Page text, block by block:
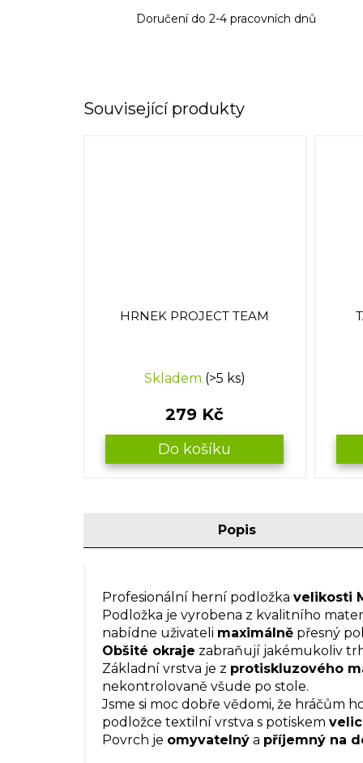
Doručení do 2-4 pracovních dnů
Související produkty
HRNEK PROJECT TEAM
Skladem (>5 ks)
279 Kč
Do košíku
Popis
Profesionální herní podložka velikosti
Podložka je vyrobena z kvalitního
nabídne uživateli maximálně přesný
Obšité okraje zabraňují jakémukoliv
Základní vrstva je z protiskluzového
nekontrolovaně všude po stole.
Jsme si moc dobře vědomi, že hráčům
podložce textilní vrstva s potiskem
Povrch je omyvatelný a příjemný na